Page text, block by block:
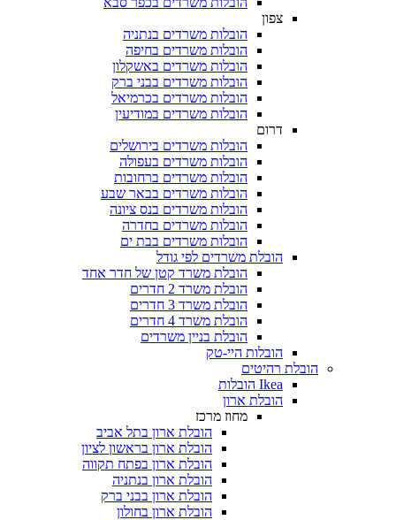
צפון
הובלות משרדים בנתניה
הובלות משרדים בחיפה
הובלות משרדים באשקלון
הובלות משרדים בבני ברק
הובלות משרדים בכרמיאל
הובלות משרדים במודיעין
דרום
הובלות משרדים בירושלים
הובלות משרדים בעפולה
הובלות משרדים ברחובות
הובלות משרדים בבאר שבע
הובלות משרדים בנס ציונה
הובלות משרדים בחדרה
הובלות משרדים בבת ים
הובלת משרדים לפי גודל
הובלת משרד קטן של חדר אחד
הובלת משרד 2 חדרים
הובלת משרד 3 חדרים
הובלת משרד 4 חדרים
הובלת בניין משרדים
הובלות היי-טק
הובלת רהיטים
Ikea הובלות
הובלת ארון
מחוז מרכז
הובלת ארון בתל אביב
הובלת ארון בראשון לציון
הובלת ארון בפתח תקווה
הובלת ארון בנתניה
הובלת ארון בבני ברק
הובלת ארון בחולון